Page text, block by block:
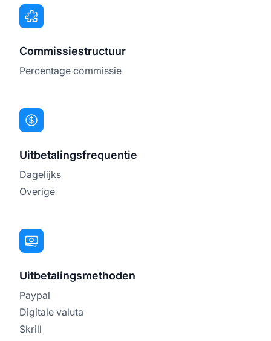
Commissiestructuur
Percentage commissie
Uitbetalingsfrequentie
Dagelijks
Overige
Uitbetalingsmethoden
Paypal
Digitale valuta
Skrill